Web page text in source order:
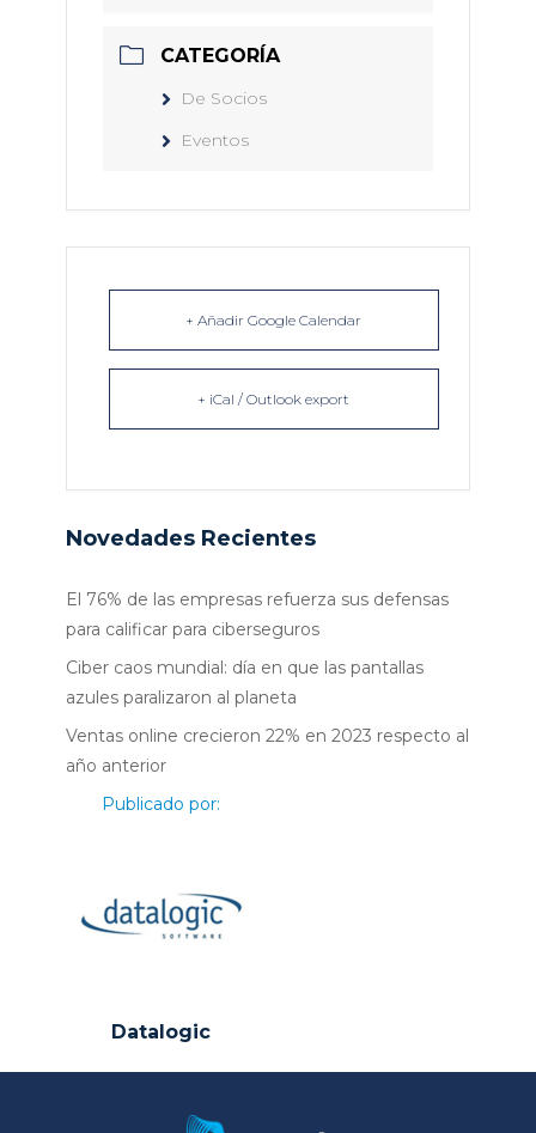
CATEGORÍA
De Socios
Eventos
+ Añadir Google Calendar
+ iCal / Outlook export
Novedades Recientes
El 76% de las empresas refuerza sus defensas
para calificar para ciberseguros
Ciber caos mundial: día en que las pantallas
azules paralizaron al planeta
Ventas online crecieron 22% en 2023 respecto al
año anterior
Publicado por:
Datalogic